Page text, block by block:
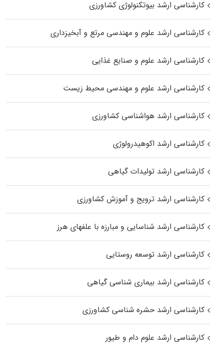
کارشناسی ارشد بیوتکنولوژی کشاورزی
کارشناسی ارشد علوم و مهندسی مرتع و آبخیزداری
کارشناسی ارشد علوم و صنایع غذایی
کارشناسی ارشد علوم و مهندسی محیط زیست
کارشناسی ارشد هواشناسی کشاورزی
کارشناسی ارشد اکوهیدرولوژی
کارشناسی ارشد تولیدات گیاهی
کارشناسی ارشد ترویج و آموزش کشاورزی
کارشناسی ارشد شناسایی و مبارزه با علفهای هرز
کارشناسی ارشد توسعه روستایی
کارشناسی ارشد بیماری‌ شناسی گیاهی
کارشناسی ارشد حشره‌ شناسی کشاورزی
کارشناسی ارشد علوم دام و طیور